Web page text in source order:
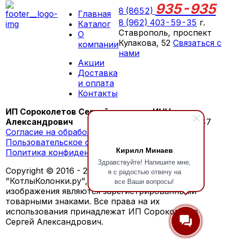
Кирилл Минаев
Здравствуйте! Напишите мне,
я с радостью отвечу на
все Ваши вопросы!
Главная
Каталог
О
компании
Акции
Доставка
и оплата
Контакты
8 (8652) 935-935
8 (962) 403-59-35 г.
Ставрополь, проспект
Кулакова, 52Связаться с
нами
ИП Сороколетов Сергей
Александрович
ИНН:
260603276147
Согласие на обработку персональных данных
Пользовательское соглашение
Политика конфиденциальности
Copyright © 2016 - 2026 г. Обозначения
"КотлыКолонки.ру", "KotlyKolonki.ru", а также
изображения являются зарегистрированными
товарными знаками. Все права на их
использования принадлежат ИП Сороколетов
Сергей Александрович.